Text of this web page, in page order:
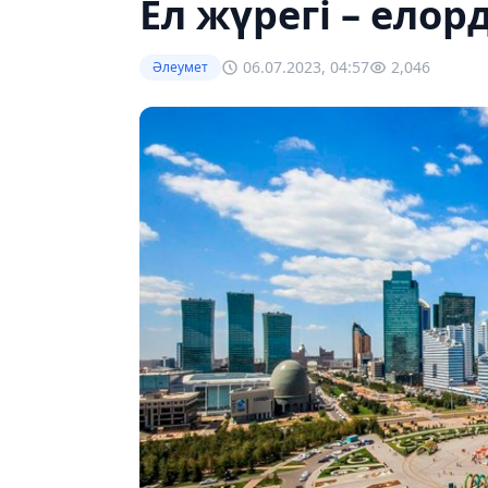
Ел жүрегі –
Әлеумет 06.07.2023, 04:57 2,046